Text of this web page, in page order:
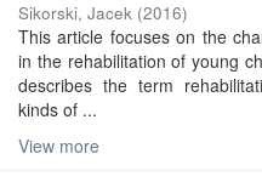
Sikorski, Jacek (2016)
This article focuses on the
in the rehabilitation of young
describes the term
kinds of ...
View more